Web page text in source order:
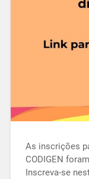
As inscrições
CODIGEN
Inscreva-se